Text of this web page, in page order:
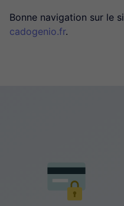
Bonne navigation sur le
cadogenio.fr.